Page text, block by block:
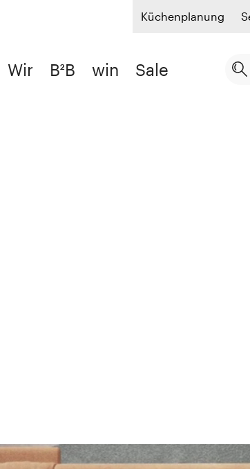
Küchenplanung
Wir B²B win Sale